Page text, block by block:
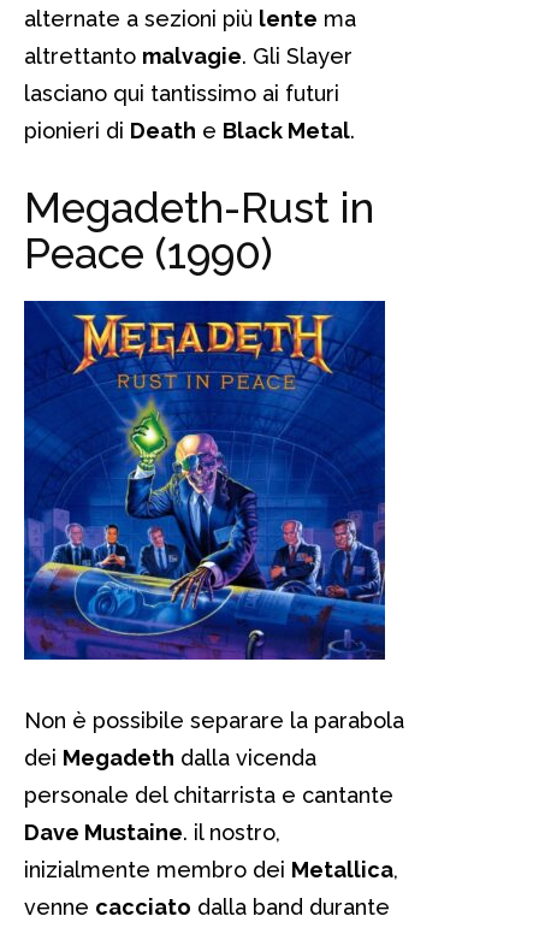
alternate a sezioni più lente ma
altrettanto malvagie. Gli Slayer
lasciano qui tantissimo ai futuri
pionieri di Death e Black Metal.
Megadeth-Rust in
Peace (1990)
Non è possibile separare la parabola
dei Megadeth dalla vicenda
personale del chitarrista e cantante
Dave Mustaine. il nostro,
inizialmente membro dei Metallica,
venne cacciato dalla band durante